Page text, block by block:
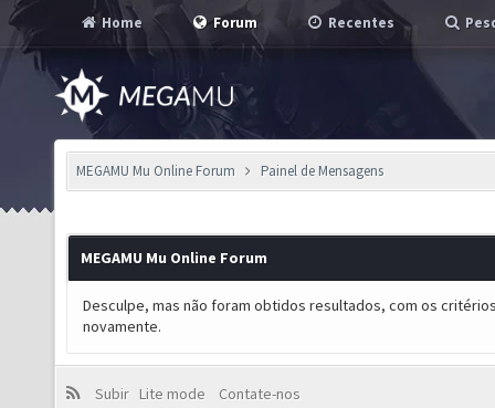
Home Forum Recentes
MEGAMU Mu Online Forum Painel de Mensagens
MEGAMU Mu Online Forum
Desculpe, mas não foram obtidos resultados, com os
novamente.
Subir Lite mode
Contate-nos